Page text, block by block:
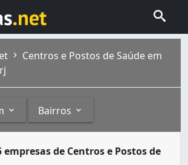
Centros e Postos de Saúde em
Bairros
empresas de Centros e Postos de
de Janeiro capital do estado